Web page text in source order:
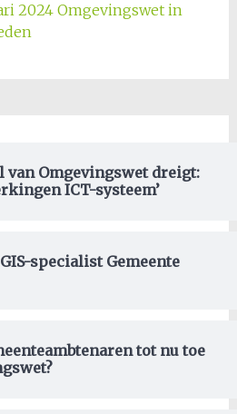
2024 Omgevingswet in
van Omgevingswet dreigt:
ICT-systeem’
specialist Gemeente
tot nu toe